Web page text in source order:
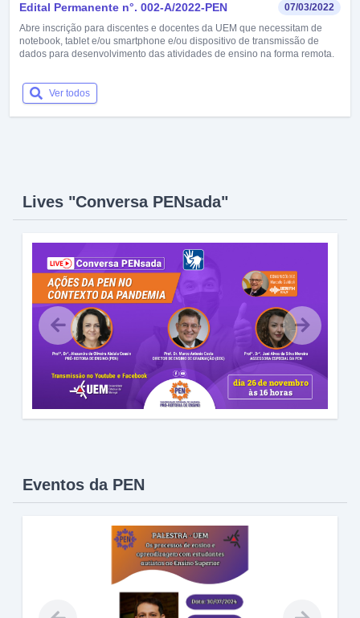
Edital Permanente n°. 002-A/2022-PEN
07/03/2022
Abre inscrição para discentes e docentes da UEM que necessitam de
notebook, tablet e/ou smartphone e/ou dispositivo de transmissão de
dados para desenvolvimento das atividades de ensino na forma remota.
Ver todos
Lives "Conversa PENsada"
Eventos da PEN